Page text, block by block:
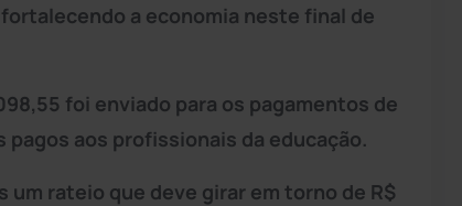
a economia neste final de
foi enviado para os pagamentos de
pagos aos profissionais da educação.
rateio que deve girar em torno de R$